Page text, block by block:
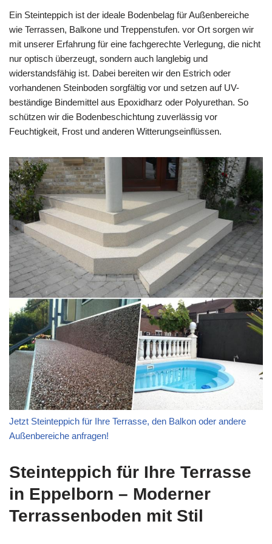
Ein Steinteppich ist der ideale Bodenbelag für Außenbereiche
wie Terrassen, Balkone und Treppenstufen. vor Ort sorgen wir
mit unserer Erfahrung für eine fachgerechte Verlegung, die nicht
nur optisch überzeugt, sondern auch langlebig und
widerstandsfähig ist. Dabei bereiten wir den Estrich oder
vorhandenen Steinboden sorgfältig vor und setzen auf UV-
beständige Bindemittel aus Epoxidharz oder Polyurethan. So
schützen wir die Bodenbeschichtung zuverlässig vor
Feuchtigkeit, Frost und anderen Witterungseinflüssen.
Jetzt Steinteppich für Ihre Terrasse, den Balkon oder andere
Außenbereiche anfragen!
Steinteppich für Ihre Terrasse
in Eppelborn – Moderner
Terrassenboden mit Stil